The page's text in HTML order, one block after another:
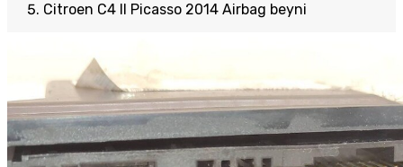
Citroen C4 II Picasso 2014 Airbag beyni